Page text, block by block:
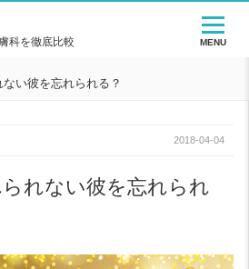
科を徹底比較
い彼を忘れられる？
2018-04-04
れない彼を忘れられ
MENU